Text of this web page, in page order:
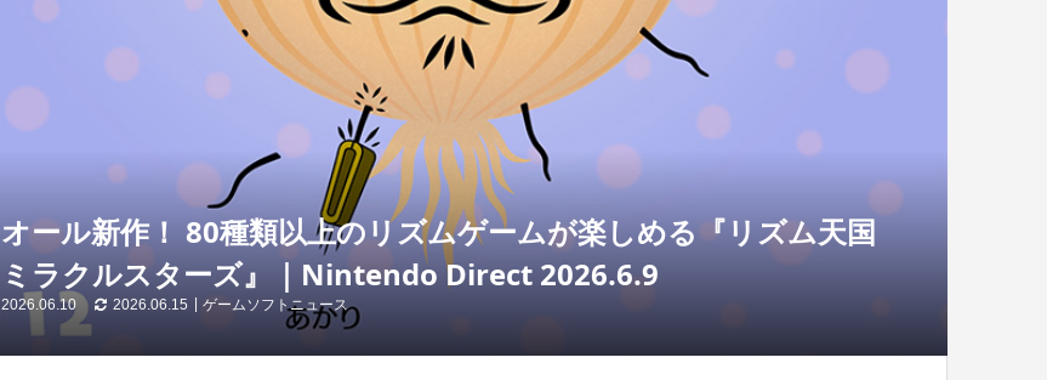
オール新作！ 80種類以上のリズムゲームが楽しめる『リズム天国
ミラクルスターズ』｜Nintendo Direct 2026.6.9
2026.06.10 2026.06.15 ゲームソフトニュース